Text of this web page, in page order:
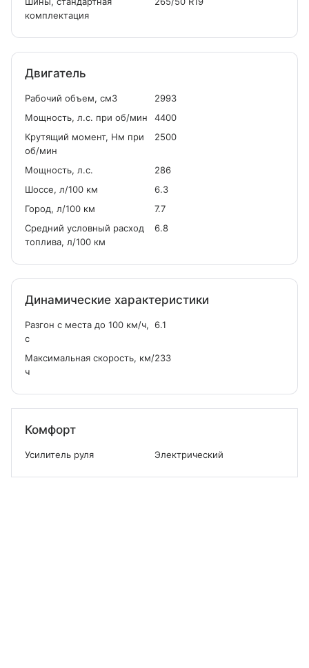
комплектация
Двигатель
Рабочий объем, см3
2993
Мощность, л.с. при об/мин
4400
Крутящий момент, Нм при
об/мин
2500
Мощность, л.с.
286
Шоссе, л/100 км
6.3
Город, л/100 км
7.7
Средний условный расход
топлива, л/100 км
6.8
Динамические характеристики
Разгон с места до 100 км/ч,
с
6.1
Максимальная скорость, км/
ч
233
Комфорт
Усилитель руля Электрический